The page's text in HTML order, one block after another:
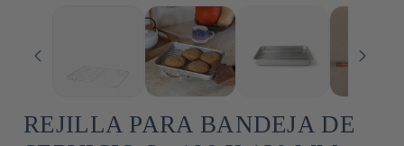
REJILLA PARA BANDEJA DE